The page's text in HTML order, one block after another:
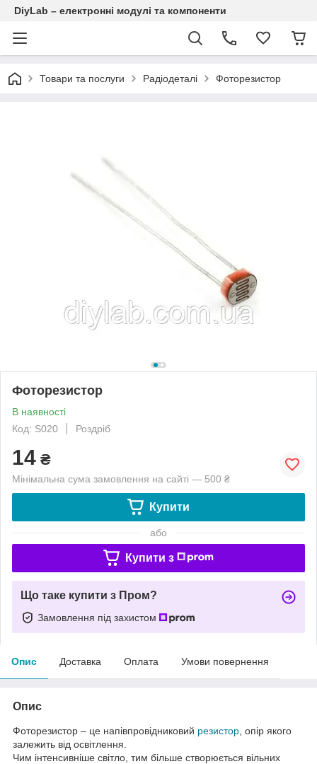
DiyLab – електронні модулі та компоненти
Товари та послуги Радіодеталі Фоторезистор
Фоторезистор
В наявності
Код: S020
Роздріб
14 ₴
Мінімальна сума замовлення на сайті — 500 ₴
Купити
або
Купити з
Що таке купити з Пром?
Замовлення під захистом
Опис Доставка Оплата Умови повернення
Опис
Фоторезистор – це напівпровідниковий резистор , опір якого
залежить від освітлення.
Чим інтенсивніше світло, тим більше створюється вільних